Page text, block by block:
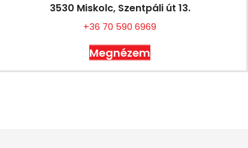
3530 Miskolc, Szentpáli út 13.
+36 70 590 6969
Megnézem